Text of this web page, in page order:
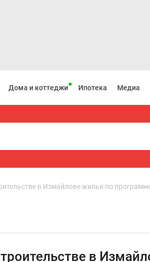
Дома и коттеджи Ипотека Медиа
в Измайлове жилья по
в